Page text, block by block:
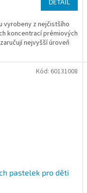
DETAIL
vyrobeny z nejčistšího
koncentrací prémiových
nejvyšší úroveň
pastelek pro děti
Kód: 60131008